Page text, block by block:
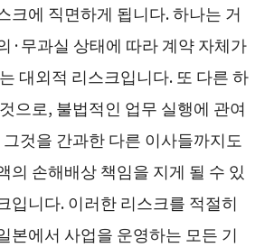
크에 직면하게 됩니다. 하나는 거
·무과실 상태에 따라 계약 자체가
대외적 리스크입니다. 또 다른 하
으로, 불법적인 업무 실행에 관여
것을 간과한 다른 이사들까지도
의 손해배상 책임을 지게 될 수 있
입니다. 이러한 리스크를 적절히
본에서 사업을 운영하는 모든 기